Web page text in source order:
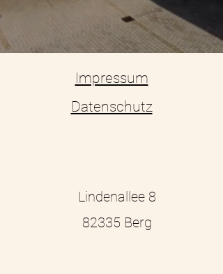
Impressum
Datenschutz
Lindenallee 8
82335 Berg